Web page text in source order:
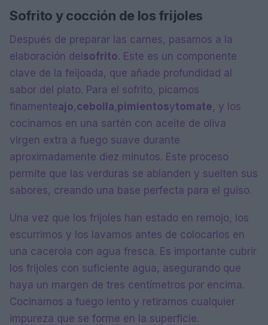
Sofrito y cocción de los frijoles
Después de preparar las carnes, pasamos a la
elaboración delsofrito. Este es un componente
clave de la feijoada, que añade profundidad al
sabor del plato. Para el sofrito, picamos
finamenteajo,cebolla,pimientosytomate, y los
cocinamos en una sartén con aceite de oliva
virgen extra a fuego suave durante
aproximadamente diez minutos. Este proceso
permite que las verduras se ablanden y suelten sus
sabores, creando una base perfecta para el guiso.
Una vez que los frijoles han estado en remojo, los
escurrimos y los lavamos antes de colocarlos en
una cacerola con agua fresca. Es importante cubrir
los frijoles con suficiente agua, asegurando que
haya un margen de tres centímetros por encima.
Cocinamos a fuego lento y retiramos cualquier
impureza que se forme en la superficie.